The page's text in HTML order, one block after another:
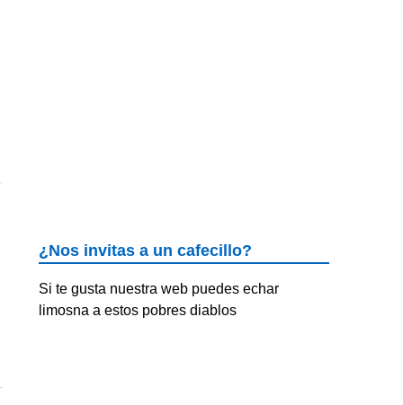
¿Nos invitas a un cafecillo?
Si te gusta nuestra web puedes echar
limosna a estos pobres diablos